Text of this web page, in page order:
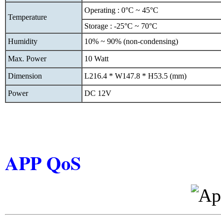
Temperature
Operating : 0°C ~ 45°C
Storage : -25°C ~ 70°C
Humidity
10% ~ 90% (non-condensing)
Max. Power 10 Watt
Dimension L216.4 * W147.8 * H53.5 (mm)
Power DC 12V
APP QoS